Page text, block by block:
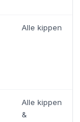
Alle kippen
Alle kippen
&